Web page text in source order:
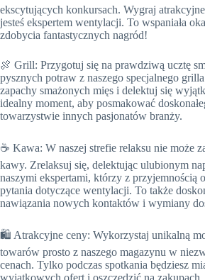
ekscytujących konkursach. Wygraj
jesteś ekspertem wentylacji. To wspaniała
zdobycia fantastycznych nagród!
🍖 Grill: Przygotuj się na prawdziwą ucztę
pysznych potraw z naszego specjalnego
zapachy smażonych mięs i delektuj się
idealny moment, aby posmakować
towarzystwie innych pasjonatów branży.
☕ Kawa: W naszej strefie relaksu nie może
kawy. Zrelaksuj się, delektując ulubionym
naszymi ekspertami, którzy z przyjemnością
pytania dotyczące wentylacji. To także
nawiązania nowych kontaktów i wymiany
🛍️ Atrakcyjne ceny: Wykorzystaj unikalną
towarów prosto z naszego magazynu w
cenach. Tylko podczas spotkania będziesz
wyjątkowych ofert i oszczędzić na